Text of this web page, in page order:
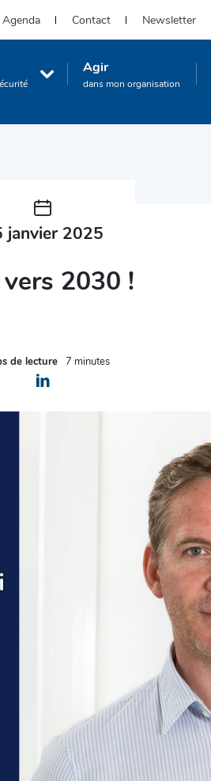
Agenda Contact Newsletter
Agir
dans mon organisation
janvier 2025
2030 !
de lecture 7 minutes